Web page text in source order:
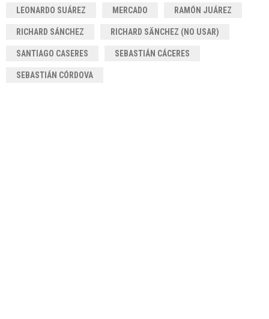
LEONARDO SUÁREZ MERCADO RAMÓN JUÁREZ
RICHARD SÁNCHEZ RICHARD SÄNCHEZ (NO USAR)
SANTIAGO CASERES SEBASTIÁN CÁCERES
SEBASTIÁN CÓRDOVA